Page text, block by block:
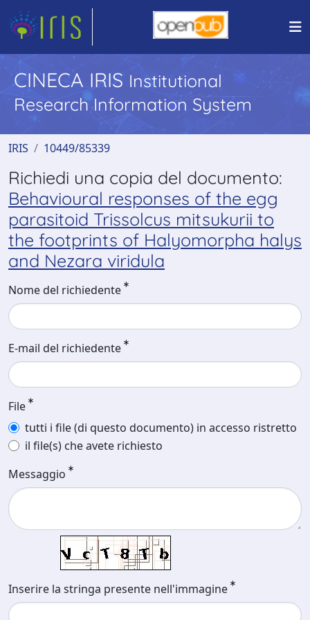
CINECA IRIS Institutional
Research Information System
IRIS 10449/85339
Richiedi una copia del documento:
Behavioural responses of the egg
parasitoid Trissolcus mitsukurii to
the footprints of Halyomorpha halys
and Nezara viridula
Nome del richiedente
E-mail del richiedente
File
tutti i file (di questo documento) in accesso ristretto
il file(s) che avete richiesto
Messaggio
Inserire la stringa presente nell'immagine